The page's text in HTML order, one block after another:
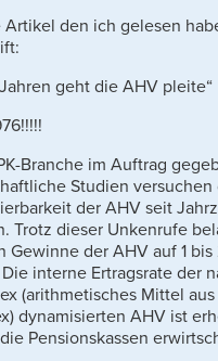
Artikel den ich gelesen
geht die AHV pleite“
Branche im Auftrag
Studien
der AHV seit
Trotz dieser Unkenrufe
Gewinne der AHV auf 1
interne Ertragsrate der
(arithmetisches Mittel
dynamisierten AHV ist
Pensionskassen